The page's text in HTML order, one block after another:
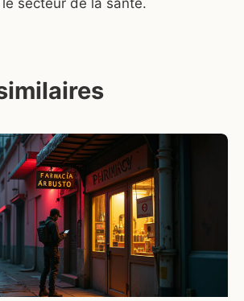
secteur de la santé.